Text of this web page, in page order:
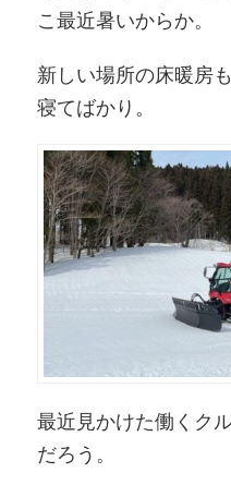
こ最近暑いからか。
新しい場所の床暖房
寝てばかり。
最近見かけた働くク
だろう。